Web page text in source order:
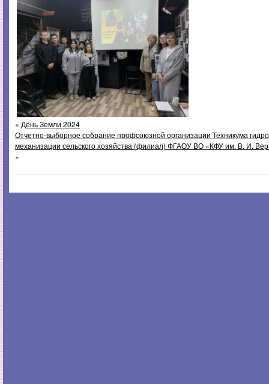
« День Земли 2024
Отчетно-выборное собрание профсоюзной организации Техникума
механизации сельского хозяйства (филиал) ФГАОУ ВО «КФУ им. В. И.
»